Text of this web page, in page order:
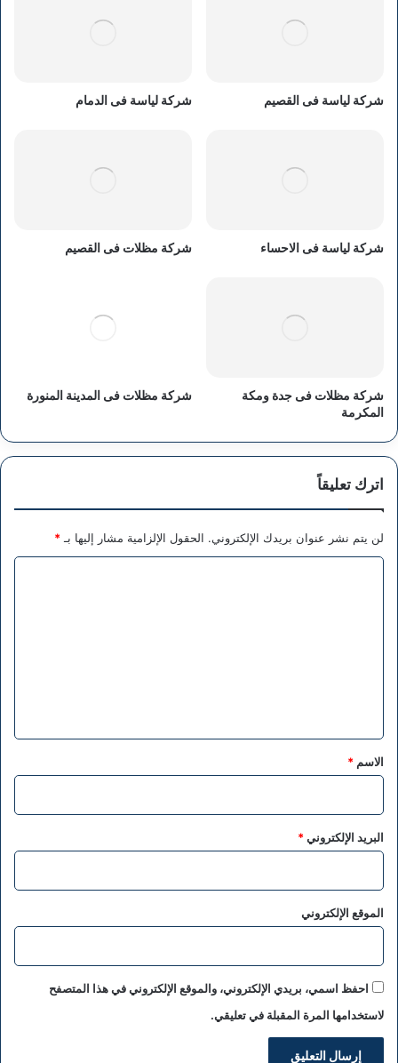
شركة لياسة فى القصيم شركة لياسة فى الدمام
شركة لياسة فى الاحساء شركة مظلات فى القصيم
شركة مظلات فى جدة ومكة
المكرمة
شركة مظلات فى المدينة المنورة
اترك تعليقاً
لن يتم نشر عنوان بريدك الإلكتروني. الحقول الإلزامية مشار إليها بـ *
*
الاسم *
البريد الإلكتروني*
الموقع الإلكتروني
احفظ اسمي، بريدي الإلكتروني، والموقع الإلكتروني في هذا المتصفح
لاستخدامها المرة المقبلة في تعليقي.